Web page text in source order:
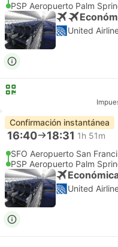
PSP Aeropuerto Palm
United
Confirmación instantánea
16:40 18:31 1h 51m
SFO Aeropuerto San
PSP Aeropuerto Palm
United